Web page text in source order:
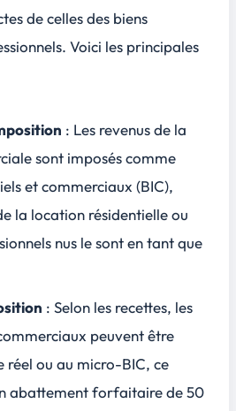
de celles des biens
Voici les principales
: Les revenus de la
sont imposés comme
et commerciaux (BIC),
la location résidentielle ou
nus le sont en tant que
: Selon les recettes, les
peuvent être
réel ou au micro-BIC, ce
abattement forfaitaire de 50